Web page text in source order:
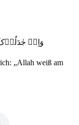
وَاِنۡ جٰدَلُوۡکَ
„Allah weiß am